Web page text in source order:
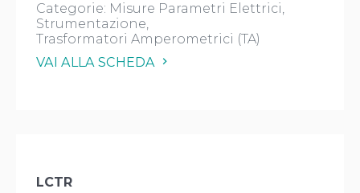
Categorie: Misure Parametri Elettrici
Strumentazione
Trasformatori Amperometrici (TA)
VAI ALLA SCHEDA
LCTR